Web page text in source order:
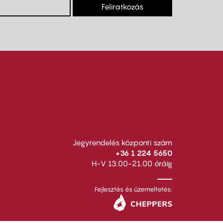
Feliratkozás
Jegyrendelés központi szám
+36 1 224 5650
H-V 13.00-21.00 óráig
Fejlesztés és üzemeltetés: